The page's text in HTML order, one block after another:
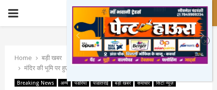
PRIMARY
Home
बड़ी खबर
मंदिर की भूमि पर हुए धान की बिक्री के लिए कलेक्टर से लगाई गुहार
Breaking News अन्य पंडरिया पांडातराई बड़ी खबर समाचार सिटी न्यूज़